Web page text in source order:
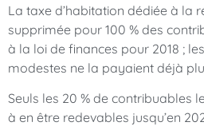
La taxe d’habitation dédiée à la
supprimée pour 100 % des
à la loi de finances pour 2018 ;
modestes ne la payaient déjà
Seuls les 20 % de contribuables
à en être redevables jusqu’en